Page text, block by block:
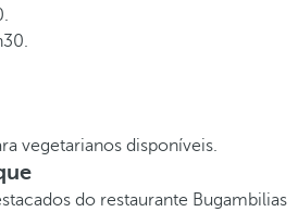
vegetarianos disponíveis.
do restaurante Bugambilias